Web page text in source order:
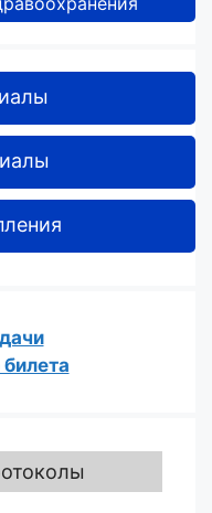
билета